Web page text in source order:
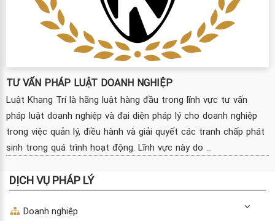
TƯ VẤN PHÁP LUẬT DOANH NGHIỆP
Luật Khang Trí là hãng luật hàng đầu trong lĩnh vực tư vấn
pháp luật doanh nghiệp và đại diện pháp lý cho doanh nghiệp
trong việc quản lý, điều hành và giải quyết các tranh chấp phát
sinh trong quá trình hoạt động. Lĩnh vực này do ...
DỊCH VỤ PHÁP LÝ
Doanh nghiệp